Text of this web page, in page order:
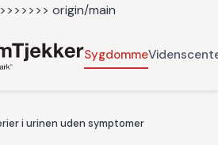
>>>>>>> origin/main
Sygdomme
i urinen uden symptomer